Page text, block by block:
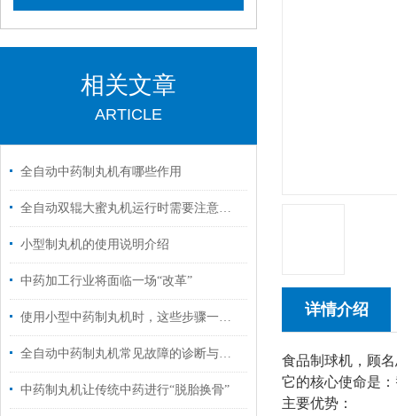
相关文章
ARTICLE
全自动中药制丸机有哪些作用
全自动双辊大蜜丸机运行时需要注意什么？
小型制丸机的使用说明介绍
中药加工行业将面临一场“改革”
使用小型中药制丸机时，这些步骤一定要谨记
全自动中药制丸机常见故障的诊断与解决方法分享
中药制丸机让传统中药进行“脱胎换骨”
详情介绍
食品制球机，顾
它的核心使命是
主要优势：